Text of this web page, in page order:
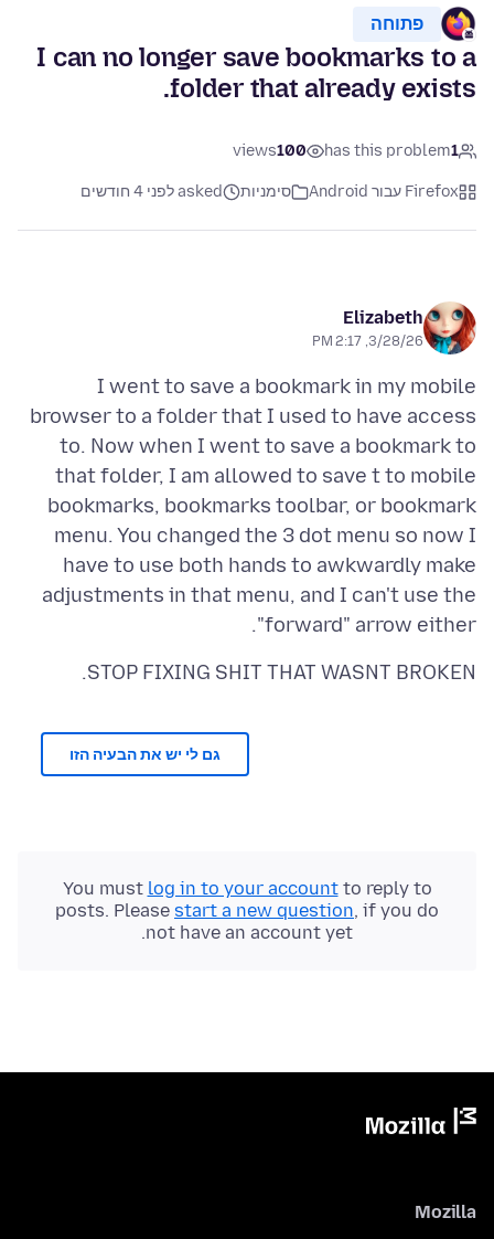
פתוחה
I can no longer save bookmarks to a
folder that already exists.
1
has this problem
100
views
Firefox עבור Android סימניות asked לפני 4 חודשים
Elizabeth
3/28/26, 2:17 PM
I went to save a bookmark in my mobile
browser to a folder that I used to have access
to. Now when I went to save a bookmark to
that folder, I am allowed to save t to mobile
bookmarks, bookmarks toolbar, or bookmark
menu. You changed the 3 dot menu so now I
have to use both hands to awkwardly make
adjustments in that menu, and I can't use the
"forward" arrow either.
STOP FIXING SHIT THAT WASNT BROKEN.
גם לי יש את הבעיה הזו
You must log in to your accountto reply to
posts. Please start a new question, if you do
not have an account yet.
Mozilla